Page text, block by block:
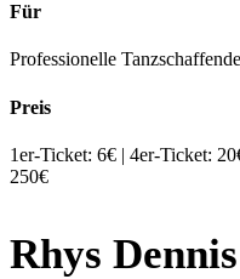
Für
Professionelle Tanzschaffende
Preis
1er-Ticket: 6€ | 4er-Ticket:
250€
Rhys Dennis